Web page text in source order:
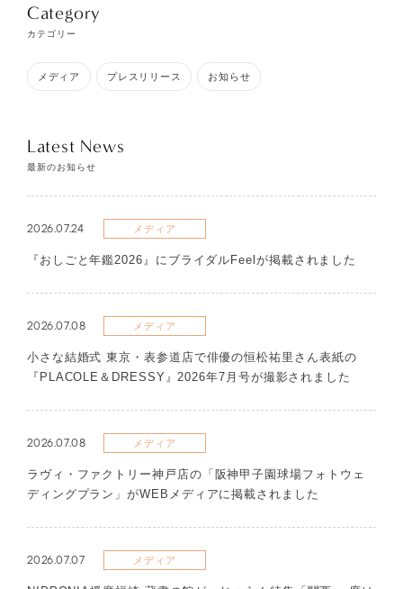
Category
カテゴリー
メディア プレスリリース お知らせ
Latest News
最新のお知らせ
2026.07.24 メディア
『おしごと年鑑2026』にブライダルFeelが掲載されました
2026.07.08 メディア
​小さな結婚式 東京・表参道店で俳優の恒松祐里さん表紙の
『PLACOLE＆DRESSY』2026年7月号が撮影されました
2026.07.08 メディア
ラヴィ・ファクトリー神戸店の「阪神甲子園球場フォトウェ
ディングプラン」がWEBメディアに掲載されました
2026.07.07 メディア